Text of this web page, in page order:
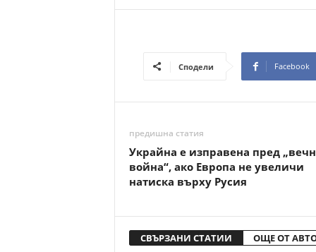
Сподели Facebook
предишна статия
Украйна е изправена пред
война“, ако Европа не увеличи
натиска върху Русия
СВЪРЗАНИ СТАТИИ ОЩЕ ОТ